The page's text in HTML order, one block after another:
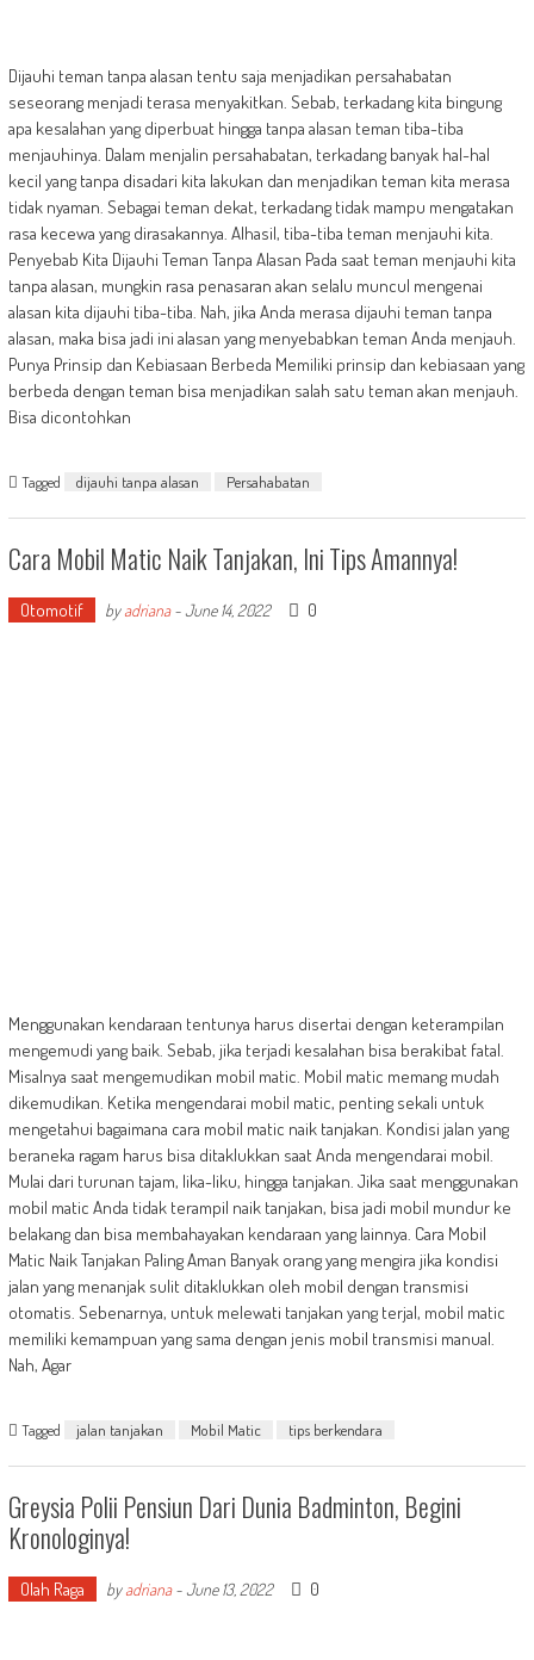
Dijauhi teman tanpa alasan tentu saja menjadikan persahabatan
seseorang menjadi terasa menyakitkan. Sebab, terkadang kita bingung
apa kesalahan yang diperbuat hingga tanpa alasan teman tiba-tiba
menjauhinya. Dalam menjalin persahabatan, terkadang banyak hal-hal
kecil yang tanpa disadari kita lakukan dan menjadikan teman kita merasa
tidak nyaman. Sebagai teman dekat, terkadang tidak mampu mengatakan
rasa kecewa yang dirasakannya. Alhasil, tiba-tiba teman menjauhi kita.
Penyebab Kita Dijauhi Teman Tanpa Alasan Pada saat teman menjauhi kita
tanpa alasan, mungkin rasa penasaran akan selalu muncul mengenai
alasan kita dijauhi tiba-tiba. Nah, jika Anda merasa dijauhi teman tanpa
alasan, maka bisa jadi ini alasan yang menyebabkan teman Anda menjauh.
Punya Prinsip dan Kebiasaan Berbeda Memiliki prinsip dan kebiasaan yang
berbeda dengan teman bisa menjadikan salah satu teman akan menjauh.
Bisa dicontohkan
Tagged dijauhi tanpa alasan Persahabatan
Cara Mobil Matic Naik Tanjakan, Ini Tips Amannya!
Otomotif byadriana-June 14, 2022 0
Menggunakan kendaraan tentunya harus disertai dengan keterampilan
mengemudi yang baik. Sebab, jika terjadi kesalahan bisa berakibat fatal.
Misalnya saat mengemudikan mobil matic. Mobil matic memang mudah
dikemudikan. Ketika mengendarai mobil matic, penting sekali untuk
mengetahui bagaimana cara mobil matic naik tanjakan. Kondisi jalan yang
beraneka ragam harus bisa ditaklukkan saat Anda mengendarai mobil.
Mulai dari turunan tajam, lika-liku, hingga tanjakan. Jika saat menggunakan
mobil matic Anda tidak terampil naik tanjakan, bisa jadi mobil mundur ke
belakang dan bisa membahayakan kendaraan yang lainnya. Cara Mobil
Matic Naik Tanjakan Paling Aman Banyak orang yang mengira jika kondisi
jalan yang menanjak sulit ditaklukkan oleh mobil dengan transmisi
otomatis. Sebenarnya, untuk melewati tanjakan yang terjal, mobil matic
memiliki kemampuan yang sama dengan jenis mobil transmisi manual.
Nah, Agar
Tagged jalan tanjakan Mobil Matic tips berkendara
Greysia Polii Pensiun Dari Dunia Badminton, Begini
Kronologinya!
Olah Raga byadriana-June 13, 2022 0